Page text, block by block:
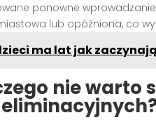
ponowne
lub opóźniona, co
ma lat jak
nie warto